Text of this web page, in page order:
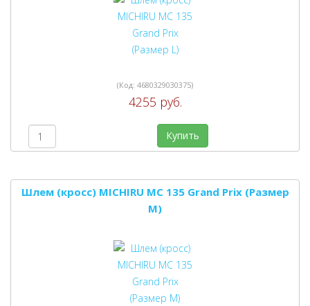
(Код: 4680329030375)
4255 руб.
Купить
Шлем (кросс) MICHIRU MC 135 Grand Prix (Размер
M)